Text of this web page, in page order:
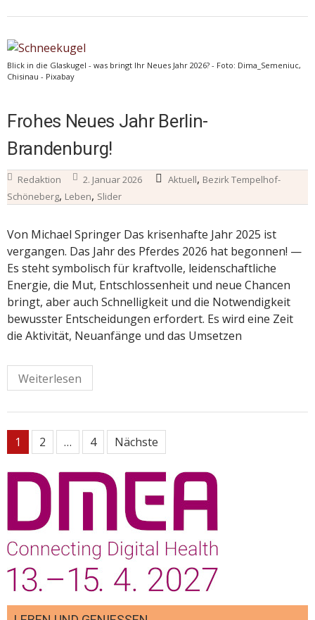
Blick in die Glaskugel - was bringt Ihr Neues Jahr 2026? - Foto: Dima_Semeniuc,
Chisinau - Pixabay
Frohes Neues Jahr Berlin-
Brandenburg!
Redaktion 2. Januar 2026 Aktuell, Bezirk Tempelhof-
Schöneberg, Leben, Slider
Von Michael Springer Das krisenhafte Jahr 2025 ist
vergangen. Das Jahr des Pferdes 2026 hat begonnen! —
Es steht symbolisch für kraftvolle, leidenschaftliche
Energie, die Mut, Entschlossenheit und neue Chancen
bringt, aber auch Schnelligkeit und die Notwendigkeit
bewusster Entscheidungen erfordert. Es wird eine Zeit
die Aktivität, Neuanfänge und das Umsetzen
Weiterlesen
Seitennummerierung
der
Beiträge
1 2 … 4 Nächste